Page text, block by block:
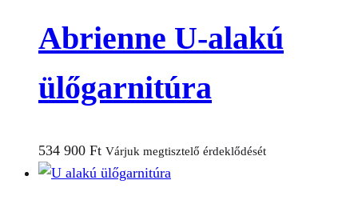
Abrienne U-alakú
ülőgarnitúra
534 900 Ft Várjuk megtisztelő érdeklődését